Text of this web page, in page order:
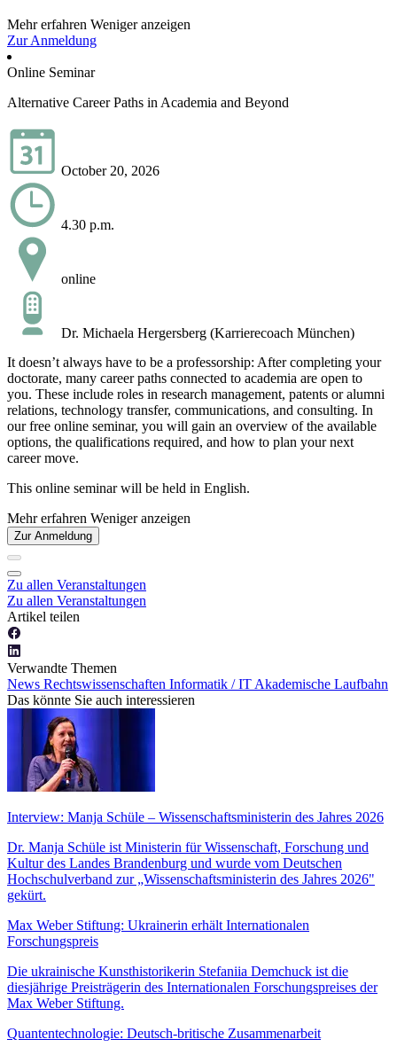
Mehr erfahren Weniger anzeigen
Zur Anmeldung
Online Seminar
Alternative Career Paths in Academia and Beyond
October 20, 2026
4.30 p.m.
online
Dr. Michaela Hergersberg (Karrierecoach München)
It doesn’t always have to be a professorship: After completing your
doctorate, many career paths connected to academia are open to
you. These include roles in research management, patents or alumni
relations, technology transfer, communications, and consulting. In
our free online seminar, you will gain an overview of the available
options, the qualifications required, and how to plan your next
career move.
This online seminar will be held in English.
Mehr erfahren Weniger anzeigen
Zur Anmeldung
Zu allen Veranstaltungen
Zu allen Veranstaltungen
Artikel teilen
Verwandte Themen
News Rechtswissenschaften Informatik / IT Akademische Laufbahn
Das könnte Sie auch interessieren
Interview: Manja Schüle – Wissenschaftsministerin des Jahres 2026
Dr. Manja Schüle ist Ministerin für Wissenschaft, Forschung und
Kultur des Landes Brandenburg und wurde vom Deutschen
Hochschulverband zur „Wissenschaftsministerin des Jahres 2026"
gekürt.
Max Weber Stiftung: Ukrainerin erhält Internationalen
Forschungspreis
Die ukrainische Kunsthistorikerin Stefaniia Demchuck ist die
diesjährige Preisträgerin des Internationalen Forschungspreises der
Max Weber Stiftung.
Quantentechnologie: Deutsch-britische Zusammenarbeit